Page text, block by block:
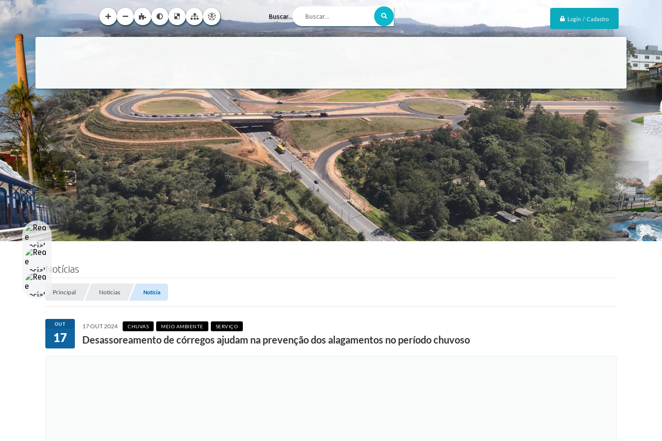
Login / Cadastro
Buscar...
Notícias
Principal Notícias Notícia
OUT
17
17 OUT 2024 CHUVAS MEIO AMBIENTE SERVIÇO
Desassoreamento de córregos ajudam na prevenção dos alagamentos no período chuvoso
F
o